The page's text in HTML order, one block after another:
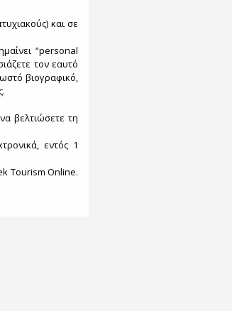
και σε
“personal
τον εαυτό
βιογραφικό,
βελτιώσετε τη
εντός 1
Tourism Online.